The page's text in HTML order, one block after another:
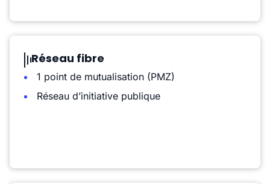
Réseau fibre
1 point de mutualisation (PMZ)
Réseau d’initiative publique